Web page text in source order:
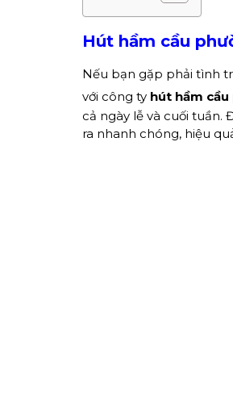
Hút hầm cầu
Nếu bạn gặp phải tình
với công ty hút hầm cầu
cả ngày lễ và cuối tuần.
ra nhanh chóng, hiệu